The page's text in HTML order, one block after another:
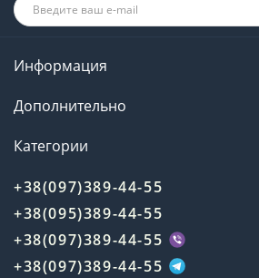
Информация
Дополнительно
Категории
+38(097)389-44-55
+38(095)389-44-55
+38(097)389-44-55
+38(097)389-44-55